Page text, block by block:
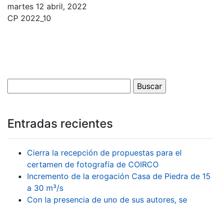
martes 12 abril, 2022
CP 2022_10
Entradas recientes
Cierra la recepción de propuestas para el
certamen de fotografía de COIRCO
Incremento de la erogación Casa de Piedra de 15
a 30 m³/s
Con la presencia de uno de sus autores, se